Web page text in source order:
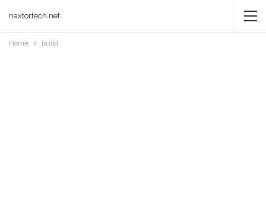
naxtortech.net
Home build